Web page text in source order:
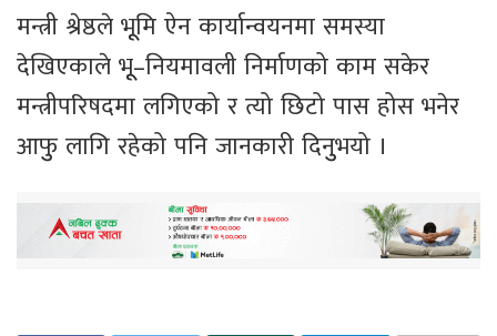
मन्त्री श्रेष्ठले भूूमि ऐन कार्यान्वयनमा समस्या
देखिएकाले भूू–नियमावली निर्माणको काम सकेर
मन्त्रीपरिषदमा लगिएको र त्यो छिटो पास होस भनेर
आफुु लागि रहेको पनि जानकारी दिनुुभयो ।